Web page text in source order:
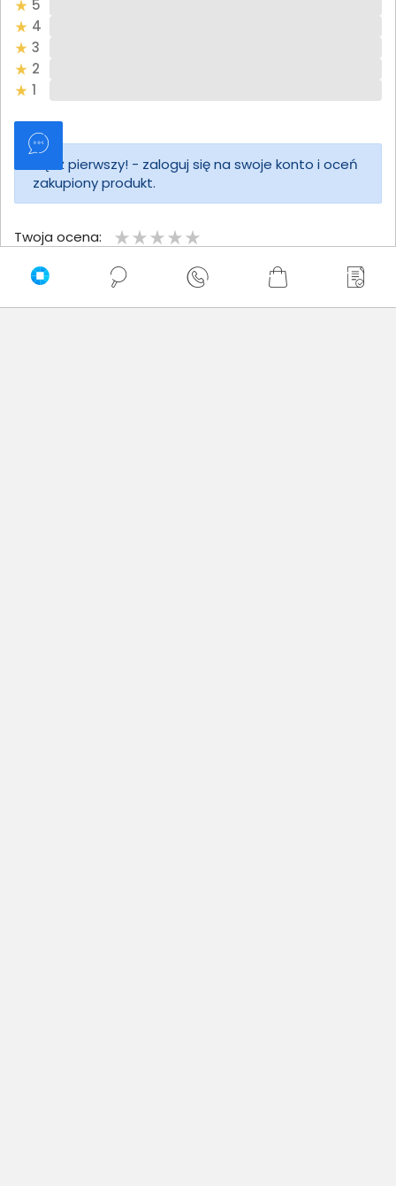
5
4
3
2
1
Bądź pierwszy! - zaloguj się na swoje konto i oceń
zakupiony produkt.
Twoja ocena:
Twoje imię